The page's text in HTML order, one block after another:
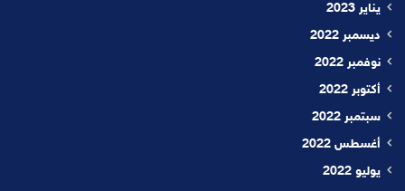
يناير 2023
ديسمبر 2022
نوفمبر 2022
أكتوبر 2022
سبتمبر 2022
أغسطس 2022
يوليو 2022